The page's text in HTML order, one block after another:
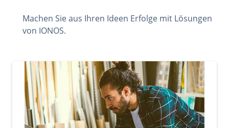
Machen Sie aus Ihren Ideen Erfolge mit Lösungen
von IONOS.